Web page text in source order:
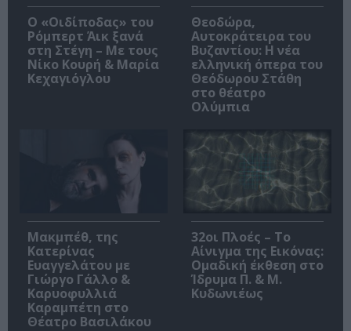
O «Οιδίποδας» του
Ρόμπερτ Άικ ξανά
στη Στέγη – Με τους
Νίκο Κουρή & Μαρία
Κεχαγιόγλου
Θεοδώρα,
Αυτοκράτειρα του
Βυζαντίου: Η νέα
ελληνική όπερα του
Θεόδωρου Στάθη
στο θέατρο
Ολύμπια
Μακμπέθ, της
Κατερίνας
Ευαγγελάτου με
Γιώργο Γάλλο &
Καρυοφυλλιά
Καραμπέτη στο
Θέατρο Βασιλάκου
32οι Πλοές – Το
Αίνιγμα της Εικόνας:
Ομαδική έκθεση στο
Ίδρυμα Π. & Μ.
Κυδωνιέως